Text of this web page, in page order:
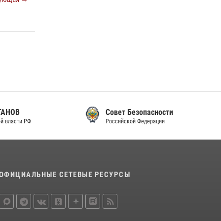
Совет Безопасности
Российской Федерации
СЕТЕВЫЕ РЕСУРСЫ